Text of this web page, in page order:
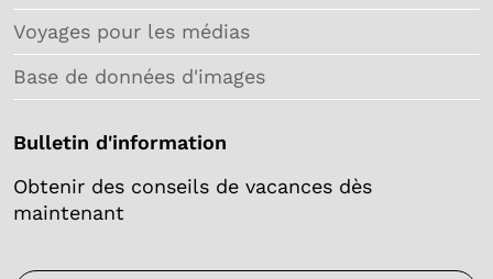
Voyages pour les médias
Base de données d'images
Bulletin d'information
Obtenir des conseils de vacances dès
maintenant